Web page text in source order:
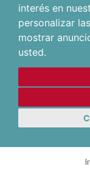
interés en
personalizar
mostrar
usted.